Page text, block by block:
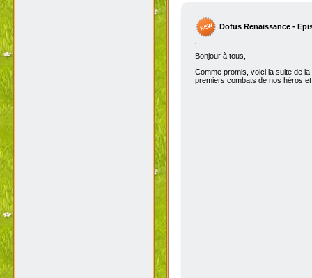
Dofus Renaissance -
Bonjour à tous,
Comme promis, voici la suite de
premiers combats de nos héros